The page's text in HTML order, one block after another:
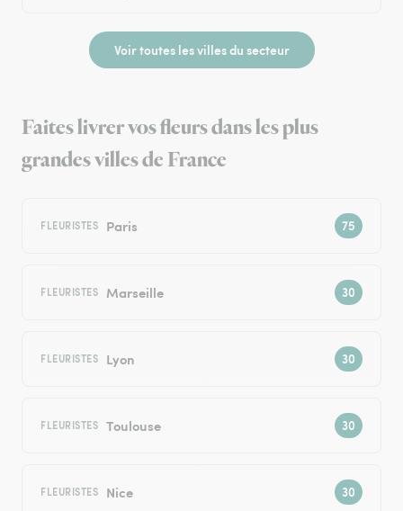
Voir toutes les villes du secteur
Faites livrer vos fleurs dans les plus
grandes villes de France
FLEURISTES Paris
FLEURISTES Marseille
FLEURISTES Lyon
FLEURISTES Toulouse
FLEURISTES Nice